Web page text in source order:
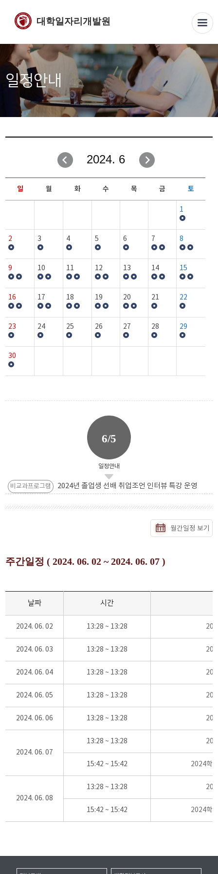
대학일자리개발원
일정안내
2024. 6
일 월 화 수 목 금 토
1
2 3 4 5 6 7 8
9 10 11 12 13 14 15
16 17 18 19 20 21 22
23 24 25 26 27 28 29
30
6/5
일정안내
비교과프로그램 2024년 졸업생 선배 취업조언 인터뷰 특강 운영
월간일정 보기
주간일정 ( 2024. 06. 02 ~ 2024. 06. 07 )
날짜 시간
2024. 06. 02 13:28 ~ 13:28
2024. 06. 03 13:28 ~ 13:28
2024. 06. 04 13:28 ~ 13:28
2024. 06. 05 13:28 ~ 13:28
2024. 06. 06 13:28 ~ 13:28
2024. 06. 07
13:28 ~ 13:28
15:42 ~ 15:42 2024학
2024. 06. 08
13:28 ~ 13:28
15:42 ~ 15:42 2024학